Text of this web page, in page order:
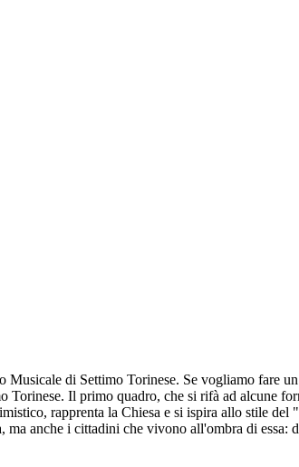
di Settimo Torinese. Se vogliamo fare
Il primo quadro, che si rifà ad alcune
rapprenta la Chiesa e si ispira allo stile
anche i cittadini che vivono all'ombra di